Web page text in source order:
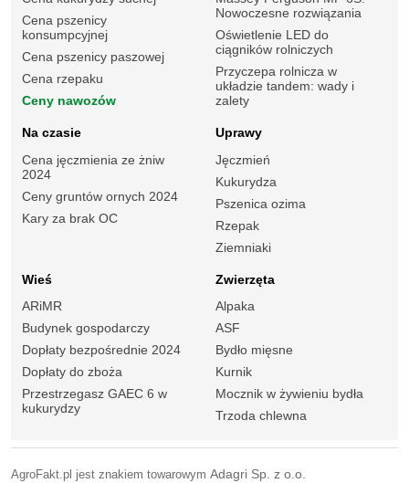
Cena pszenicy
konsumpcyjnej
Cena pszenicy paszowej
Cena rzepaku
Ceny nawozów
Nowoczesne rozwiązania
Oświetlenie LED do
ciągników rolniczych
Przyczepa rolnicza w
układzie tandem: wady i
zalety
Na czasie
Cena jęczmienia ze żniw
2024
Ceny gruntów ornych 2024
Kary za brak OC
Uprawy
Jęczmień
Kukurydza
Pszenica ozima
Rzepak
Ziemniaki
Wieś
ARiMR
Budynek gospodarczy
Dopłaty bezpośrednie 2024
Dopłaty do zboża
Przestrzegasz GAEC 6 w
kukurydzy
Zwierzęta
Alpaka
ASF
Bydło mięsne
Kurnik
Mocznik w żywieniu bydła
Trzoda chlewna
AgroFakt.pl jest znakiem towarowym Adagri Sp. z o.o.